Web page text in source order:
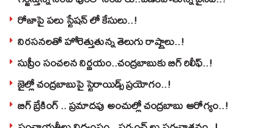
రోజాపై పలు స్టేషన్ లో కేసులు..!
నిరసనలతో హోరెత్తుతున్న తెలుగు రాష్ట్రాలు..!
సుప్రీం సంచలన నిర్ణయం..చంద్రబాబుకు బిగ్ రిలీఫ్..!
జైల్లో చంద్రబాబుపై స్టెరాయిడ్స్ ప్రయోగం..!
బిగ్ బ్రేకింగ్ .. ప్రమాదపు అంచుల్లో చంద్రబాబు ఆరోగ్యం..!